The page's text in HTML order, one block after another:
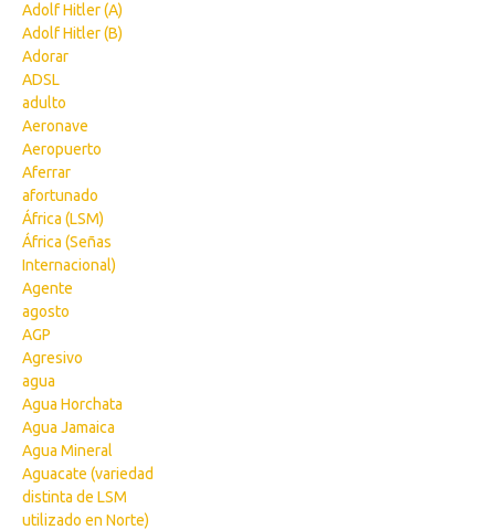
Adolf Hitler (A)
Adolf Hitler (B)
Adorar
ADSL
adulto
Aeronave
Aeropuerto
Aferrar
afortunado
África (LSM)
África (Señas
Internacional)
Agente
agosto
AGP
Agresivo
agua
Agua Horchata
Agua Jamaica
Agua Mineral
Aguacate (variedad
distinta de LSM
utilizado en Norte)